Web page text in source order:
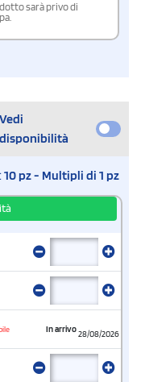
sarà privo di
Vedi
disponibilità
10 pz - Multipli di 1 pz
In arrivo28/08/2026